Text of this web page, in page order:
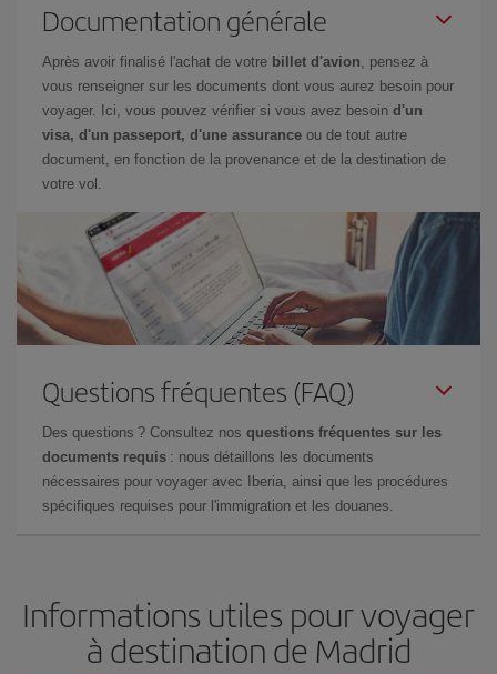
Documentation générale
Après avoir finalisé l'achat de votre billet d'avion, pensez à
vous renseigner sur les documents dont vous aurez besoin pour
voyager. Ici, vous pouvez vérifier si vous avez besoin d'un
visa, d'un passeport, d'une assurance ou de tout autre
document, en fonction de la provenance et de la destination de
votre vol.
Questions fréquentes (FAQ)
Des questions ? Consultez nos questions fréquentes sur les
documents requis : nous détaillons les documents
nécessaires pour voyager avec Iberia, ainsi que les procédures
spécifiques requises pour l'immigration et les douanes.
Informations utiles pour voyager
à destination de Madrid